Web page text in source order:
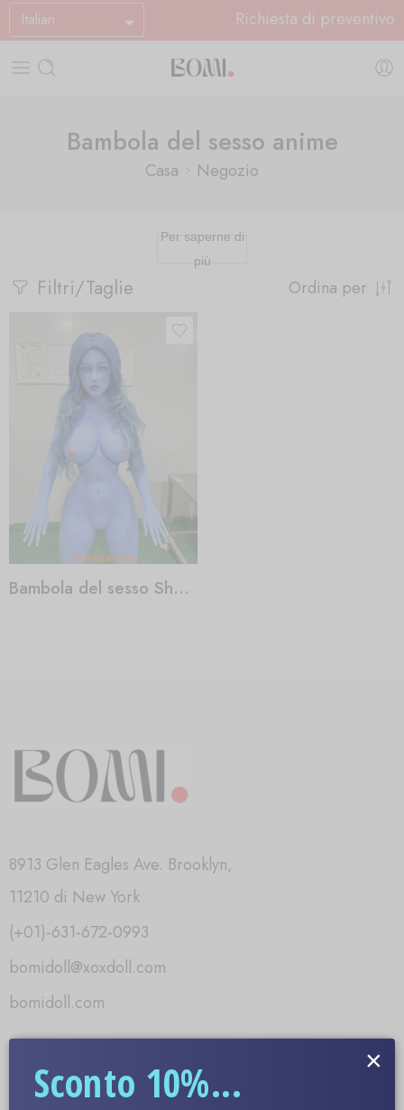
Italian Richiesta di preventivo
Bambola del sesso anime
Casa Negozio
Per saperne di
più
Filtri/Taglie Ordina per
Bambola del sesso Shannon
8913 Glen Eagles Ave. Brooklyn,
11210 di New York
(+01)-631-672-0993
bomidoll@xoxdoll.com
bomidoll.com
Informazioni
Sconto 10%... ×